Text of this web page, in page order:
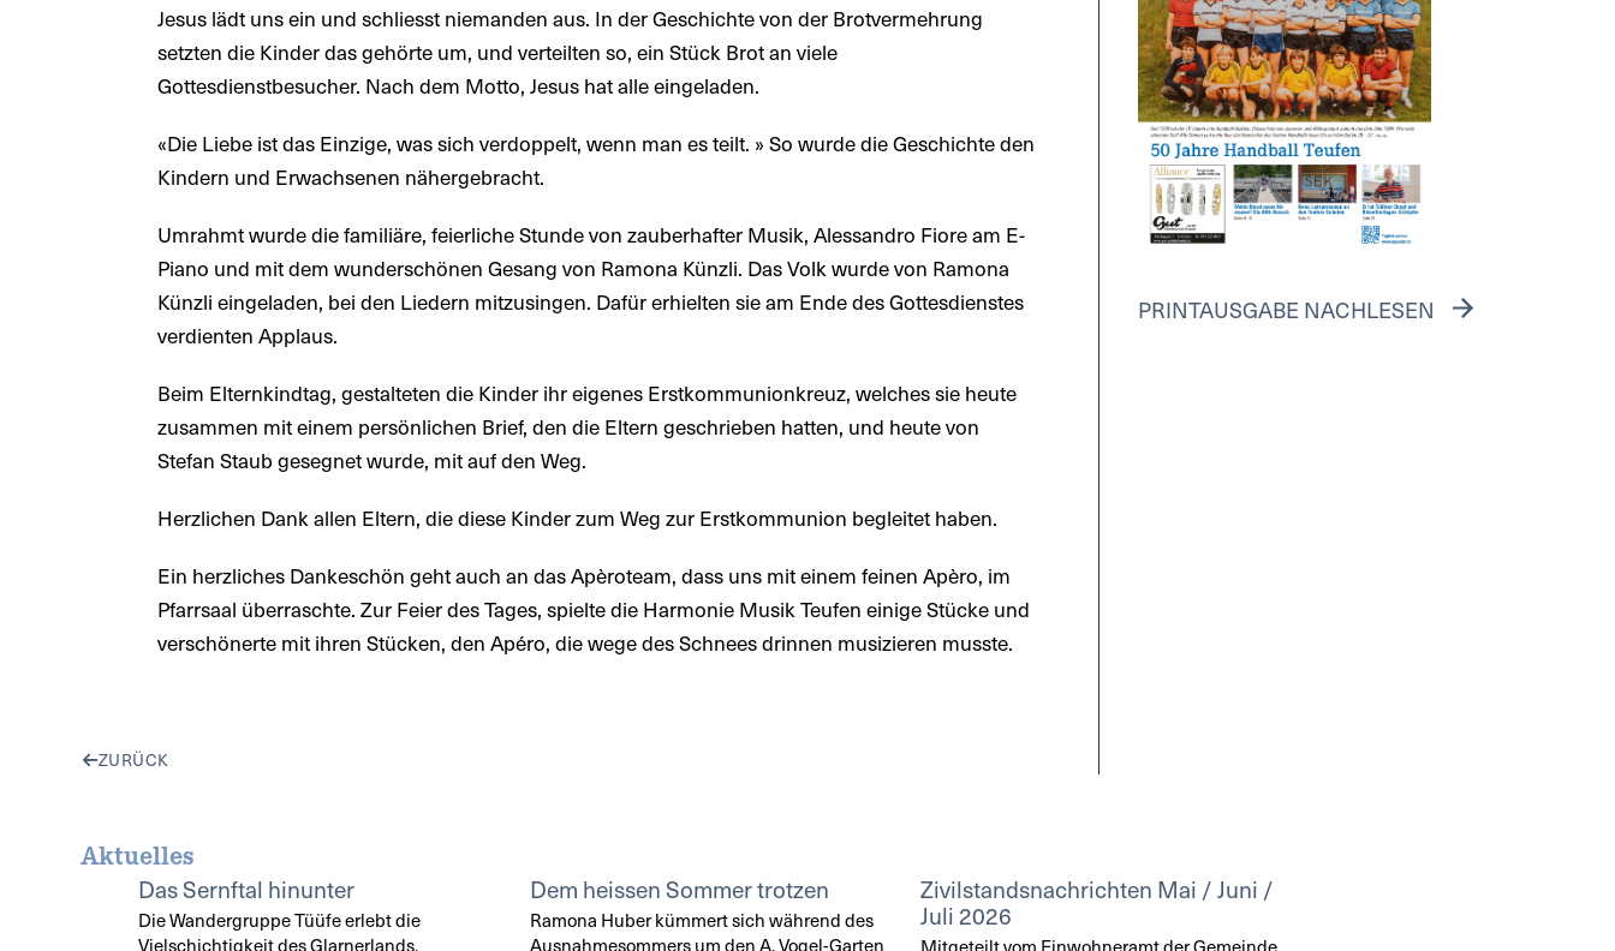
Jesus lädt uns ein und schliesst niemanden aus. In der Geschichte von der Brotvermehrung
setzten die Kinder das gehörte um, und verteilten so, ein Stück Brot an viele
Gottesdienstbesucher. Nach dem Motto, Jesus hat alle eingeladen.
«Die Liebe ist das Einzige, was sich verdoppelt, wenn man es teilt. » So wurde die Geschichte den
Kindern und Erwachsenen nähergebracht.
Umrahmt wurde die familiäre, feierliche Stunde von zauberhafter Musik, Alessandro Fiore am E-
Piano und mit dem wunderschönen Gesang von Ramona Künzli. Das Volk wurde von Ramona
Künzli eingeladen, bei den Liedern mitzusingen. Dafür erhielten sie am Ende des Gottesdienstes
verdienten Applaus.
Beim Elternkindtag, gestalteten die Kinder ihr eigenes Erstkommunionkreuz, welches sie heute
zusammen mit einem persönlichen Brief, den die Eltern geschrieben hatten, und heute von
Stefan Staub gesegnet wurde, mit auf den Weg.
Herzlichen Dank allen Eltern, die diese Kinder zum Weg zur Erstkommunion begleitet haben.
Ein herzliches Dankeschön geht auch an das Apèroteam, dass uns mit einem feinen Apèro, im
Pfarrsaal überraschte. Zur Feier des Tages, spielte die Harmonie Musik Teufen einige Stücke und
verschönerte mit ihren Stücken, den Apéro, die wege des Schnees drinnen musizieren musste.
ZURÜCK
PRINTAUSGABE NACHLESEN
Aktuelles
Das Sernftal hinunter
Die Wandergruppe Tüüfe erlebt die
Vielschichtigkeit des Glarnerlands.
Dem heissen Sommer trotzen
Ramona Huber kümmert sich während des
Ausnahmesommers um den A. Vogel-Garten
Zivilstandsnachrichten Mai / Juni /
Juli 2026